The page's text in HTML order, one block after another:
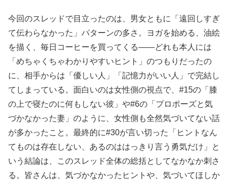
今回のスレッドで目立ったのは、男女ともに「遠回しすぎ
て伝わらなかった」パターンの多さ。ヨガを始める、油絵
を描く、毎日コーヒーを買ってくる——どれも本人には
「めちゃくちゃわかりやすいヒント」のつもりだったの
に、相手からは「優しい人」「記憶力がいい人」で完結し
てしまっている。面白いのは女性側の視点で、#15の「膝
の上で寝たのに何もしない彼」や#6の「プロポーズと気
づかなかった妻」のように、女性側も全然気づいてない話
が多かったこと。最終的に#30が言い切った「ヒントなん
てものは存在しない、あるのははっきり言う勇気だけ」と
いう結論は、このスレッド全体の総括としてなかなか刺さ
る。皆さんは、気づかなかったヒントや、気づいてほしか